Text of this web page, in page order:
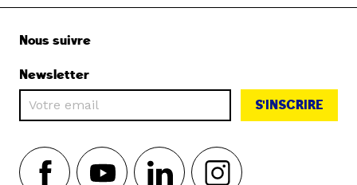
Nous suivre
Newsletter
S'INSCRIRE